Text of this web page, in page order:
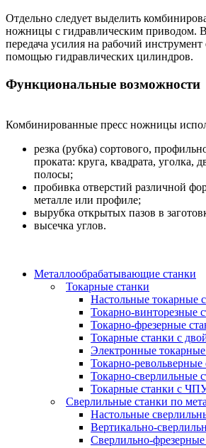
Отдельно следует выделить
ножницы с гидравлическим приводом. В
передача усилия на рабочий инструмент
помощью гидравлических цилиндров.
Функциональные возможности
Комбинированные пресс ножницы
резка (рубка) сортового,
проката: круга, квадрата, уголка,
полосы;
пробивка отверстий различной
металле или профиле;
вырубка открытых пазов в
высечка углов.
Металлообрабатывающие станки
Токарные станки
Настольные токарные
Токарно-винторезные
Токарно-фрезерные
Токарные станки с
Электронные токарные
Токарно-револьверные
Токарно-сверлильные
Токарные станки с
Сверлильные станки по
Настольные
Вертикально-
Сверлильно-фрезерные